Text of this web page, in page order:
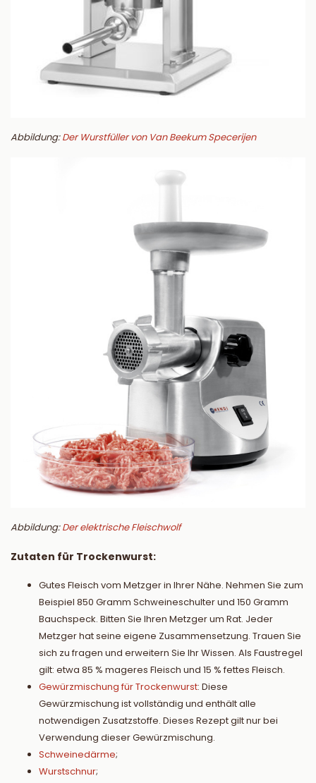
Abbildung:Der Wurstfüller von Van Beekum Specerijen
Abbildung:Der elektrische Fleischwolf
Zutaten für Trockenwurst:
Gutes Fleisch vom Metzger in Ihrer Nähe. Nehmen Sie zum
Beispiel 850 Gramm Schweineschulter und 150 Gramm
Bauchspeck. Bitten Sie Ihren Metzger um Rat. Jeder
Metzger hat seine eigene Zusammensetzung. Trauen Sie
sich zu fragen und erweitern Sie Ihr Wissen. Als Faustregel
gilt: etwa 85 % mageres Fleisch und 15 % fettes Fleisch.
Gewürzmischung für Trockenwurst: Diese
Gewürzmischung ist vollständig und enthält alle
notwendigen Zusatzstoffe. Dieses Rezept gilt nur bei
Verwendung dieser Gewürzmischung.
Schweinedärme;
Wurstschnur;